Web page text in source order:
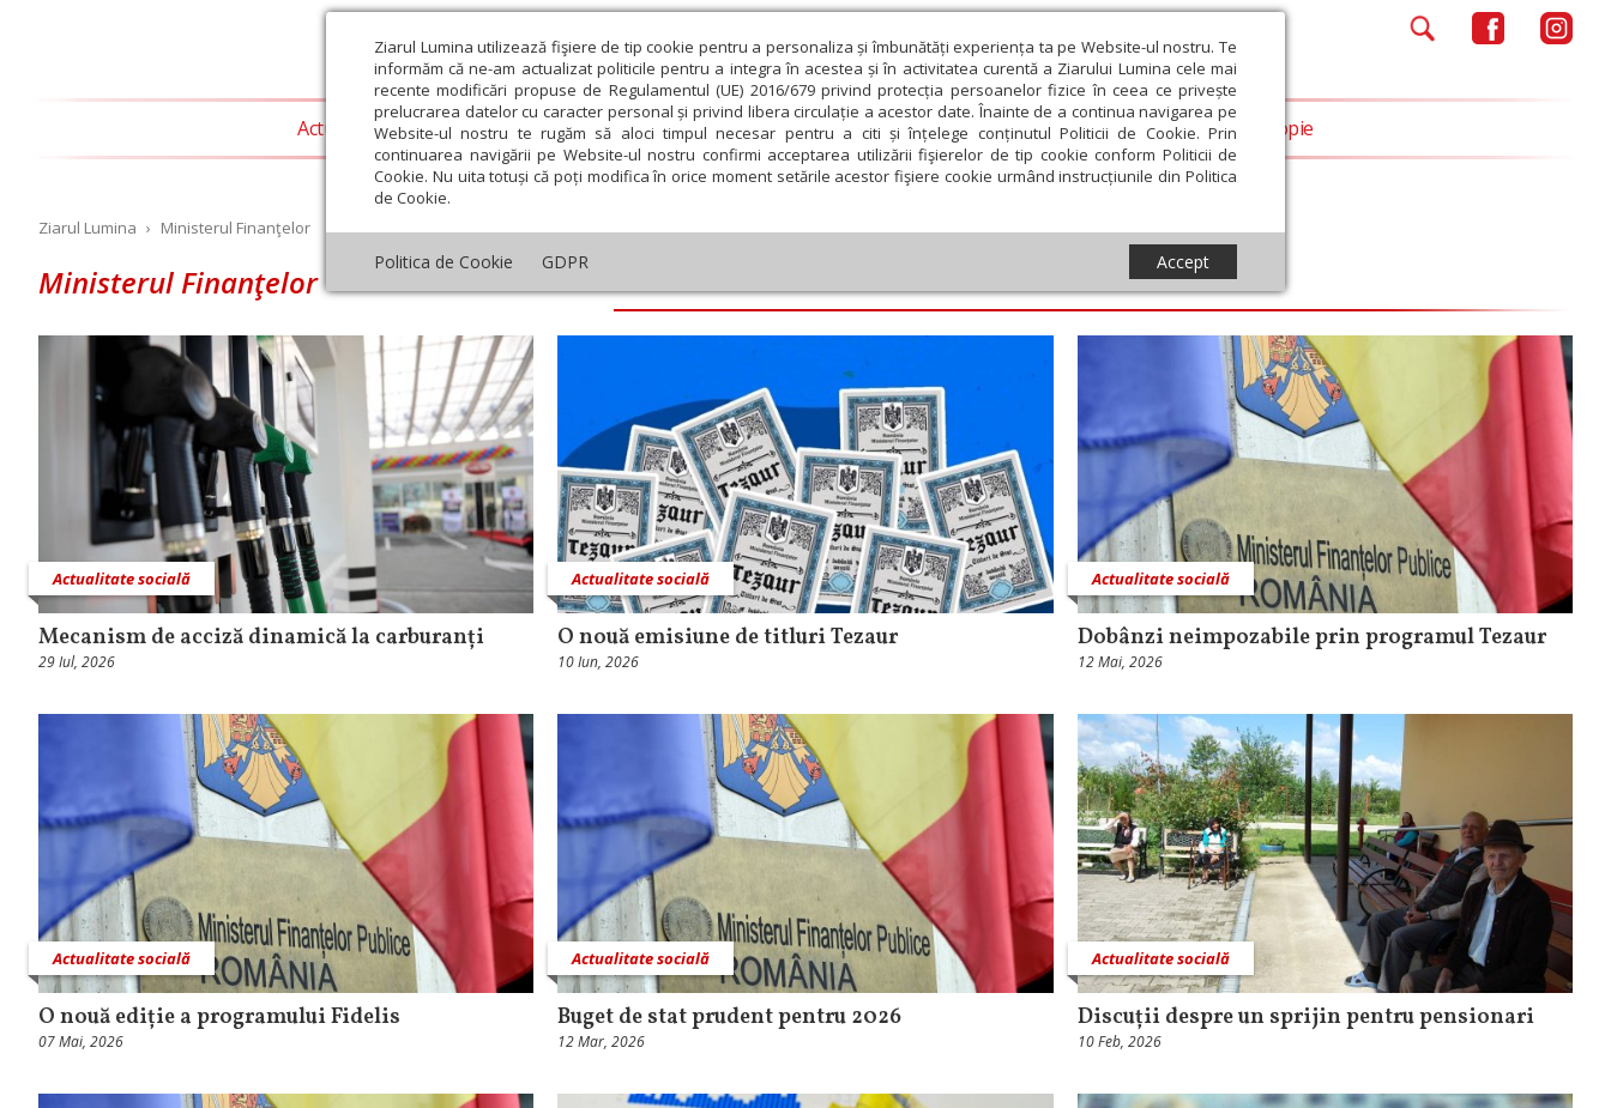
Ziarul Lumina utilizează fişiere de tip cookie pentru a personaliza și îmbunătăți experiența ta pe Website-ul nostru. Te
informăm că ne-am actualizat politicile pentru a integra în acestea și în activitatea curentă a Ziarului Lumina cele mai
recente modificări propuse de Regulamentul (UE) 2016/679 privind protecția persoanelor fizice în ceea ce privește
prelucrarea datelor cu caracter personal și privind libera circulație a acestor date. Înainte de a continua navigarea pe
Website-ul nostru te rugăm să aloci timpul necesar pentru a citi și înțelege conținutul Politicii de Cookie. Prin
continuarea navigării pe Website-ul nostru confirmi acceptarea utilizării fişierelor de tip cookie conform Politicii de
Cookie. Nu uita totuși că poți modifica în orice moment setările acestor fişiere cookie urmând instrucțiunile din Politica
de Cookie.
Politica de Cookie GDPR Accept
Actualitate religioasă Teologie și spiritualitate Educaţie și Cultură Societate Opinii Filantropie
Ziarul Lumina › Ministerul Finanţelor
Ministerul Finanţelor
Actualitate socială
Mecanism de acciză dinamică la carburanți
29 Iul, 2026
Actualitate socială
O nouă emisiune de titluri Tezaur
10 Iun, 2026
Actualitate socială
Dobânzi neimpozabile prin programul Tezaur
12 Mai, 2026
Actualitate socială
O nouă ediție a programului Fidelis
07 Mai, 2026
Actualitate socială
Buget de stat prudent pentru 2026
12 Mar, 2026
Actualitate socială
Discuții despre un sprijin pentru pensionari
10 Feb, 2026